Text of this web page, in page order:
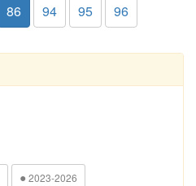
86 94 95 96
● 2023-2026